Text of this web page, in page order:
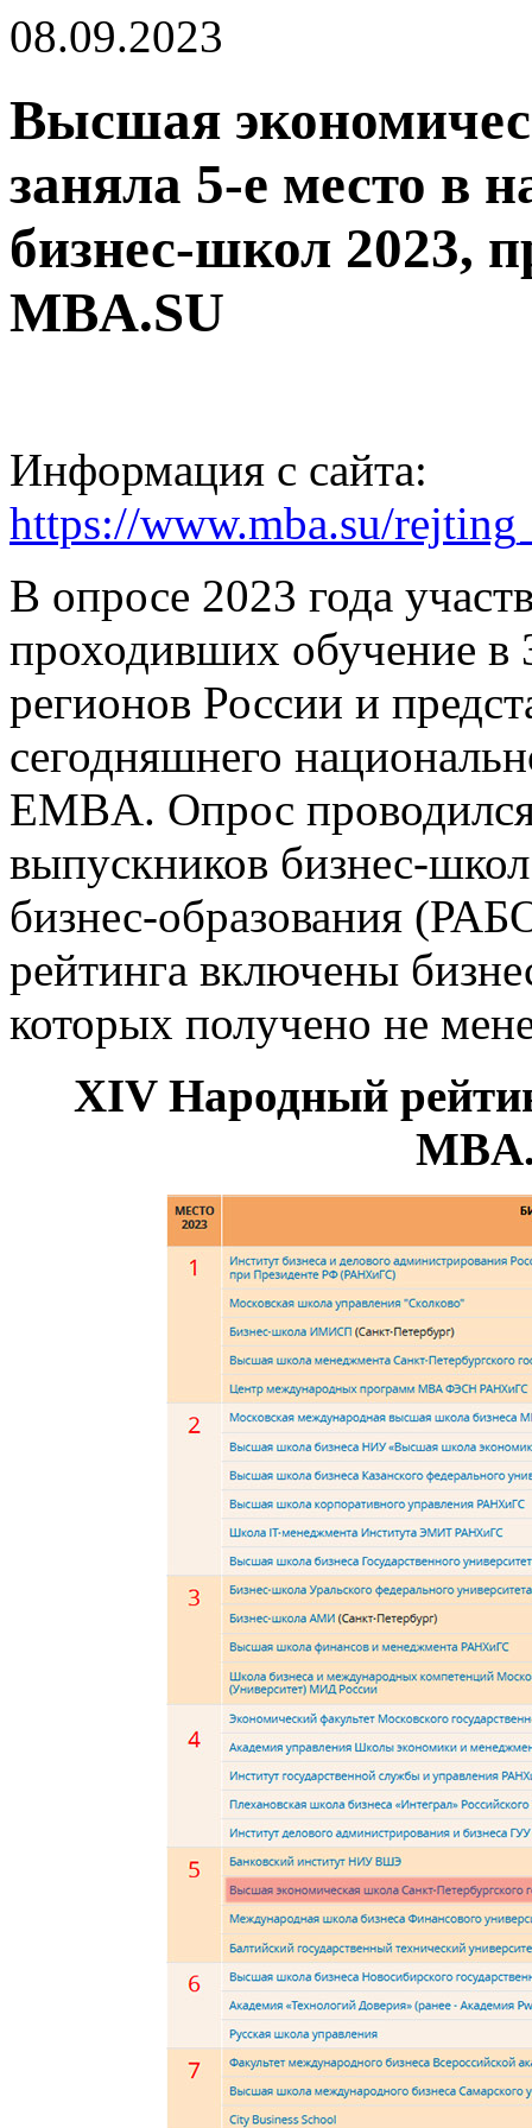
08.09.2023
Высшая
заняла 5-е место в
бизнес-школ 2023,
MBA.SU
Информация с сайта:
https://www.mba.su/
В опросе 2023 года
проходивших обучение в
регионов России и
сегодняшнего
EMBA. Опрос
выпускников бизнес-
бизнес-образования
рейтинга включены
которых получено не
XIV Народный